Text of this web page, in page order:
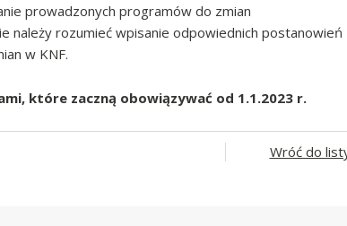
prowadzonych programów do zmian
rozumieć wpisanie odpowiednich postanowień
w KNF.
które zaczną obowiązywać od 1.1.2023 r.
Wróć do